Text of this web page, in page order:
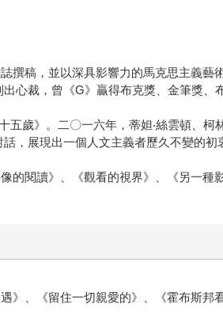
稿，並以深具影響力的馬克思主義藝
心裁，曾《G》贏得布克獎、金筆獎、
歲》。二〇一六年，蒂妲‧絲雲頓、柯
，展現出一個人文主義者歷久不變的初
閱讀》、《觀看的視界》、《另一種
、《留住一切親愛的》、《霍布斯邦